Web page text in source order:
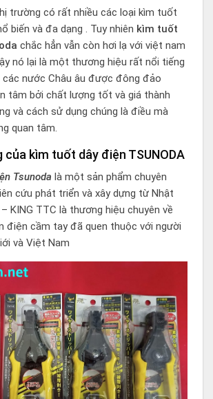
trường có rất nhiều các loại kìm tuốt
biến và đa dạng . Tuy nhiên kìm tuốt
chắc hẳn vẫn còn hơi lạ với việt nam
nó lại là một thương hiệu rất nổi tiếng
các nước Châu âu được đông đảo
tâm bởi chất lượng tốt và giá thành
và cách sử dụng chúng là điều mà
quan tâm.
của kìm tuốt dây điện TSUNODA
Tsunoda là một sản phẩm chuyên
cứu phát triển và xây dựng từ Nhật
– KING TTC là thương hiệu chuyên về
điện cầm tay đã quen thuộc với người
và Việt Nam